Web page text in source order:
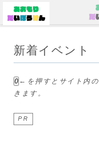
新着イベント
0 ←を押すとサイト内の
きます。
PR
メニュー